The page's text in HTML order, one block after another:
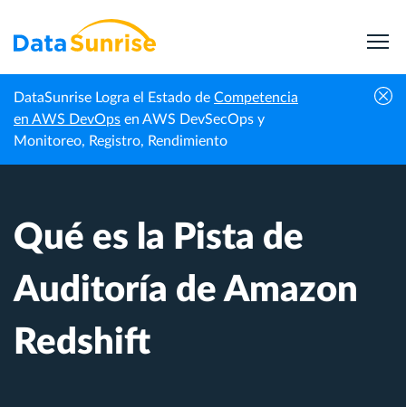
DataSunrise Logra el Estado de Competencia
en AWS DevOps en AWS DevSecOps y
Monitoreo, Registro, Rendimiento
Inicio
Centro de
Conocimiento
Qué es la Pista de Auditoría de Amazon
Redshift
Qué es la Pista de
Auditoría de Amazon
Redshift